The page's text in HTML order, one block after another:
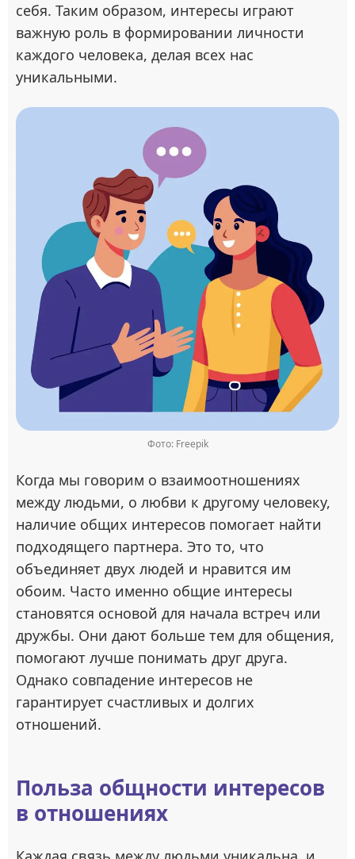
себя. Таким образом, интересы играют
важную роль в формировании личности
каждого человека, делая всех нас
уникальными.
Фото: Freepik
Когда мы говорим о взаимоотношениях
между людьми, о любви к другому человеку,
наличие общих интересов помогает найти
подходящего партнера. Это то, что
объединяет двух людей и нравится им
обоим. Часто именно общие интересы
становятся основой для начала встреч или
дружбы. Они дают больше тем для общения,
помогают лучше понимать друг друга.
Однако совпадение интересов не
гарантирует счастливых и долгих
отношений.
Польза общности интересов
в отношениях